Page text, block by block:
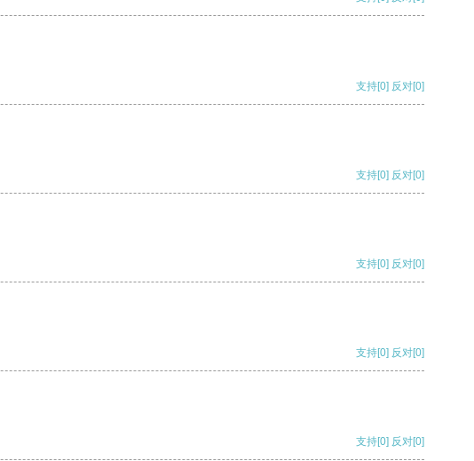
支持[0] 反对[0]
支持[0] 反对[0]
支持[0] 反对[0]
支持[0] 反对[0]
支持[0] 反对[0]